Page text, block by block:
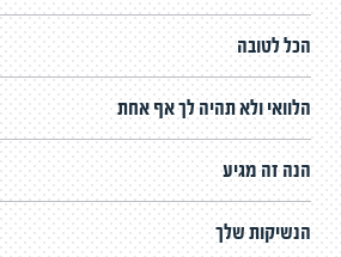
הכל לטובה
הלוואי ולא תהיה לך אף אחת
הנה זה מגיע
הנשיקות שלך